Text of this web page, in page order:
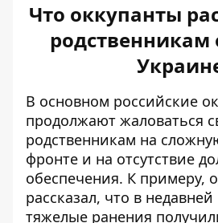
Что оккупанты
родственникам
В основном российские
продолжают жаловаться
родственникам на
фронте и на отсутствие
обеспечения. К примеру,
рассказал, что в
тяжелые ранения